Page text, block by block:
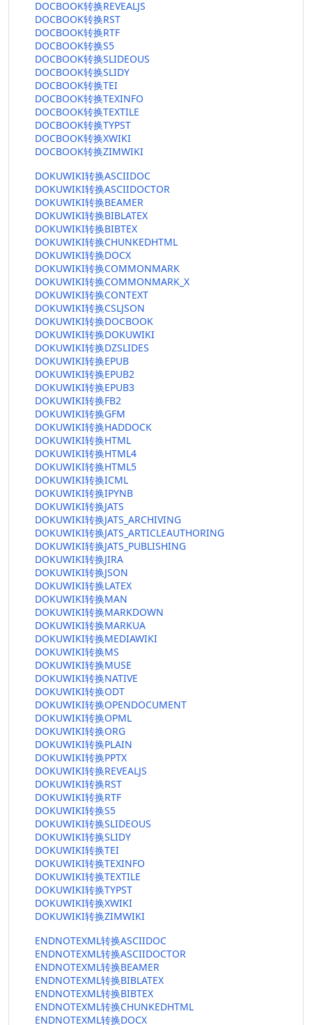
DOCBOOK转换REVEALJS
DOCBOOK转换RST
DOCBOOK转换RTF
DOCBOOK转换S5
DOCBOOK转换SLIDEOUS
DOCBOOK转换SLIDY
DOCBOOK转换TEI
DOCBOOK转换TEXINFO
DOCBOOK转换TEXTILE
DOCBOOK转换TYPST
DOCBOOK转换XWIKI
DOCBOOK转换ZIMWIKI
DOKUWIKI转换ASCIIDOC
DOKUWIKI转换ASCIIDOCTOR
DOKUWIKI转换BEAMER
DOKUWIKI转换BIBLATEX
DOKUWIKI转换BIBTEX
DOKUWIKI转换CHUNKEDHTML
DOKUWIKI转换DOCX
DOKUWIKI转换COMMONMARK
DOKUWIKI转换COMMONMARK_X
DOKUWIKI转换CONTEXT
DOKUWIKI转换CSLJSON
DOKUWIKI转换DOCBOOK
DOKUWIKI转换DOKUWIKI
DOKUWIKI转换DZSLIDES
DOKUWIKI转换EPUB
DOKUWIKI转换EPUB2
DOKUWIKI转换EPUB3
DOKUWIKI转换FB2
DOKUWIKI转换GFM
DOKUWIKI转换HADDOCK
DOKUWIKI转换HTML
DOKUWIKI转换HTML4
DOKUWIKI转换HTML5
DOKUWIKI转换ICML
DOKUWIKI转换IPYNB
DOKUWIKI转换JATS
DOKUWIKI转换JATS_ARCHIVING
DOKUWIKI转换JATS_ARTICLEAUTHORING
DOKUWIKI转换JATS_PUBLISHING
DOKUWIKI转换JIRA
DOKUWIKI转换JSON
DOKUWIKI转换LATEX
DOKUWIKI转换MAN
DOKUWIKI转换MARKDOWN
DOKUWIKI转换MARKUA
DOKUWIKI转换MEDIAWIKI
DOKUWIKI转换MS
DOKUWIKI转换MUSE
DOKUWIKI转换NATIVE
DOKUWIKI转换ODT
DOKUWIKI转换OPENDOCUMENT
DOKUWIKI转换OPML
DOKUWIKI转换ORG
DOKUWIKI转换PLAIN
DOKUWIKI转换PPTX
DOKUWIKI转换REVEALJS
DOKUWIKI转换RST
DOKUWIKI转换RTF
DOKUWIKI转换S5
DOKUWIKI转换SLIDEOUS
DOKUWIKI转换SLIDY
DOKUWIKI转换TEI
DOKUWIKI转换TEXINFO
DOKUWIKI转换TEXTILE
DOKUWIKI转换TYPST
DOKUWIKI转换XWIKI
DOKUWIKI转换ZIMWIKI
ENDNOTEXML转换ASCIIDOC
ENDNOTEXML转换ASCIIDOCTOR
ENDNOTEXML转换BEAMER
ENDNOTEXML转换BIBLATEX
ENDNOTEXML转换BIBTEX
ENDNOTEXML转换CHUNKEDHTML
ENDNOTEXML转换DOCX